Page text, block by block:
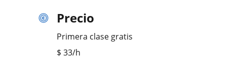
Precio
Primera clase gratis
$ 33/h